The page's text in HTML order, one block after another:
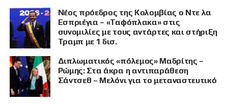
Νέος πρόεδρος της Κολομβίας ο Ντε λα
Εσπριέγια – «Ταφόπλακα» στις
συνομιλίες με τους αντάρτες και στήριξη
Τραμπ με 1 δισ.
Διπλωματικός «πόλεμος» Μαδρίτης –
Ρώμης: Στα άκρα η αντιπαράθεση
Σάντσεθ – Μελόνι για το μεταναστευτικό